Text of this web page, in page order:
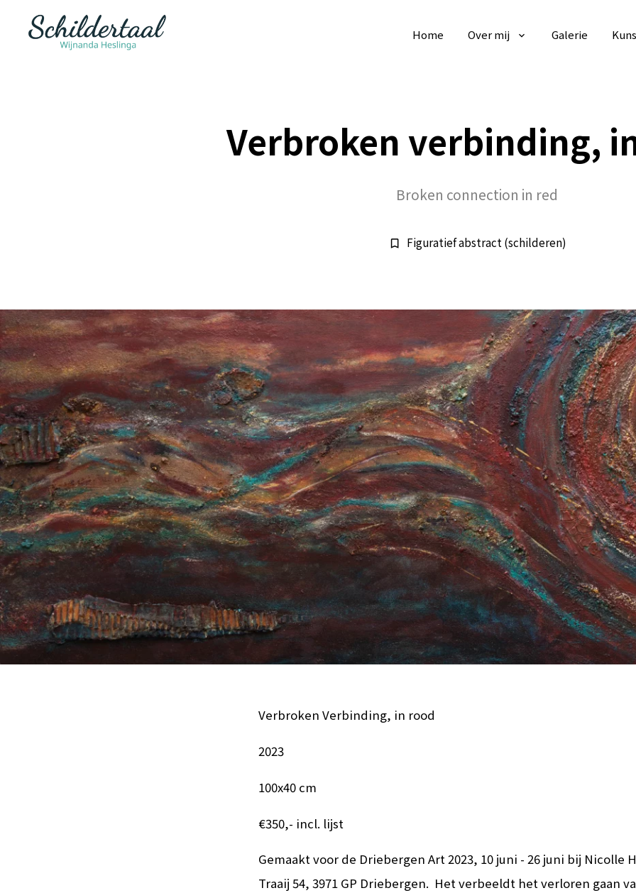
Home Over mij Galerie
Verbroken verbinding,
Broken connection in red
bookmark_border Figuratief abstract (schilderen)
Verbroken Verbinding, in rood
2023
100x40 cm
€350,- incl. lijst
Gemaakt voor de Driebergen Art 2023, 10 juni - 26 juni bij Nicolle
Traaij 54, 3971 GP Driebergen. Het verbeeldt het verloren gaan